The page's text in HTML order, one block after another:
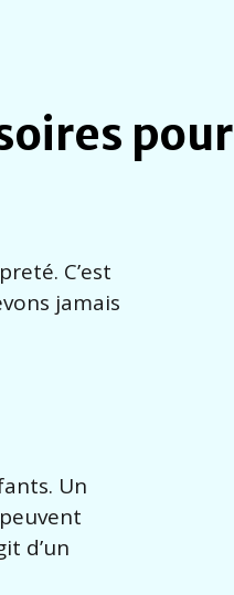
pour
C’est
jamais
Un
d’un